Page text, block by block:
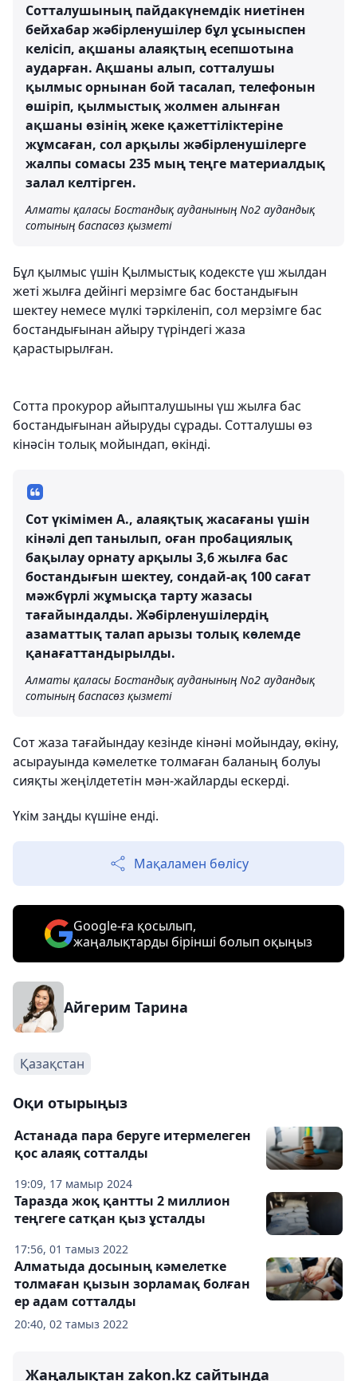
Сотталушының пайдакүнемдік ниетінен
бейхабар жәбірленушілер бұл ұсыныспен
келісіп, ақшаны алаяқтың есепшотына
аударған. Ақшаны алып, сотталушы
қылмыс орнынан бой тасалап, телефонын
өшіріп, қылмыстық жолмен алынған
ақшаны өзінің жеке қажеттіліктеріне
жұмсаған, сол арқылы жәбірленушілерге
жалпы сомасы 235 мың теңге материалдық
залал келтірген.
Алматы қаласы Бостандық ауданының No2 аудандық
сотының баспасөз қызметі
Бұл қылмыс үшін Қылмыстық кодексте үш жылдан
жеті жылға дейінгі мерзімге бас бостандығын
шектеу немесе мүлкі тәркіленіп, сол мерзімге бас
бостандығынан айыру түріндегі жаза
қарастырылған.
Сотта прокурор айыпталушыны үш жылға бас
бостандығынан айыруды сұрады. Сотталушы өз
кінәсін толық мойындап, өкінді.
Сот үкімімен А., алаяқтық жасағаны үшін
кінәлі деп танылып, оған пробациялық
бақылау орнату арқылы 3,6 жылға бас
бостандығын шектеу, сондай-ақ 100 сағат
мәжбүрлі жұмысқа тарту жазасы
тағайындалды. Жәбірленушілердің
азаматтық талап арызы толық көлемде
қанағаттандырылды.
Алматы қаласы Бостандық ауданының No2 аудандық
сотының баспасөз қызметі
Сот жаза тағайындау кезінде кінәні мойындау, өкіну,
асырауында кәмелетке толмаған баланың болуы
сияқты жеңілдететін мән-жайларды ескерді.
Үкім заңды күшіне енді.
Мақаламен бөлісу
Google-ға қосылып,
жаңалықтарды бірінші болып оқыңыз
Айгерим Тарина
Қазақстан
Оқи отырыңыз
19:09, 17 мамыр 2024
Астанада пара беруге итермелеген
қос алаяқ сотталды
17:56, 01 тамыз 2022
Таразда жоқ қантты 2 миллион
теңгеге сатқан қыз ұсталды
20:40, 02 тамыз 2022
Алматыда досының кәмелетке
толмаған қызын зорламақ болған
ер адам сотталды
Жаңалықтан zakon.kz сайтында